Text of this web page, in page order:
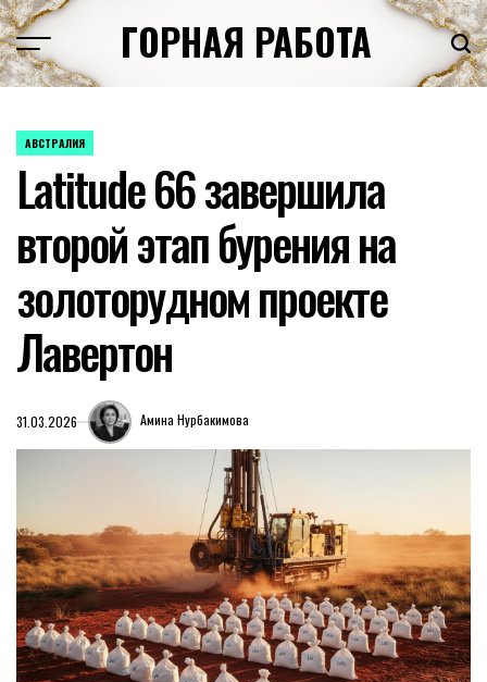
Перейти
к
содержимому
ГОРНАЯ РАБОТА
ОПУБЛИКОВАНО
АВСТРАЛИЯ
Latitude 66 завершила
второй этап бурения на
золоторудном проекте
Лавертон
31.03.2026 Амина Нурбакимова